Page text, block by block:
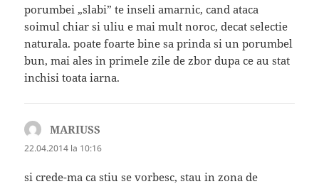
porumbei „slabi” te inseli amarnic, cand ataca
soimul chiar si uliu e mai mult noroc, decat selectie
naturala. poate foarte bine sa prinda si un porumbel
bun, mai ales in primele zile de zbor dupa ce au stat
inchisi toata iarna.
MARIUSS
22.04.2014 la 10:16
si crede-ma ca stiu se vorbesc, stau in zona de